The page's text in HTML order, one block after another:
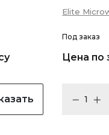
Elite
Под заказ
Цена по